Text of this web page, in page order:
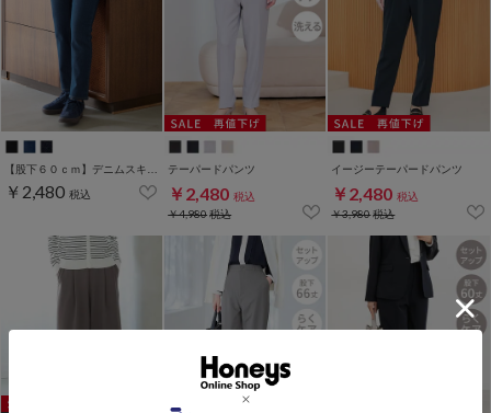
￥2,480 税込
テーパードパンツ
￥2,480 税込
￥4,980税込
イージーテーパードパンツ
￥2,480 税込
￥3,980税込